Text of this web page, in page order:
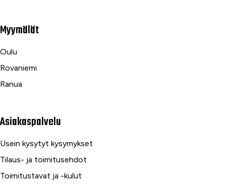
Myymälät
Oulu
Rovaniemi
Ranua
Asiakaspalvelu
Usein kysytyt kysymykset
Tilaus- ja toimitusehdot
Toimitustavat ja -kulut